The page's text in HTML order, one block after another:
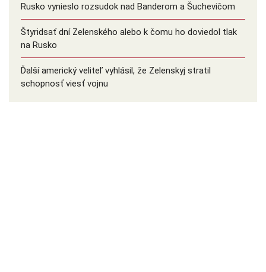
Rusko vynieslo rozsudok nad Banderom a Šuchevičom
Štyridsať dní Zelenského alebo k čomu ho doviedol tlak
na Rusko
Ďalší americký veliteľ vyhlásil, že Zelenskyj stratil
schopnosť viesť vojnu